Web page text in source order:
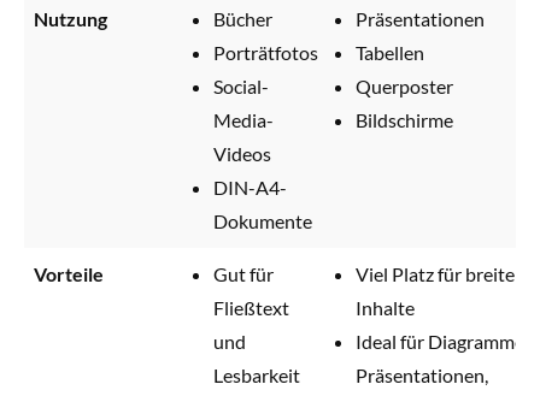
Nutzung
Bücher
Porträtfotos
Social-
Media-
Videos
DIN-A4-
Dokumente
Präsentationen
Tabellen
Querposter
Bildschirme
Vorteile
Gut für
Fließtext
und
Lesbarkeit
Viel Platz für breite
Inhalte
Ideal für Diagramme,
Präsentationen,